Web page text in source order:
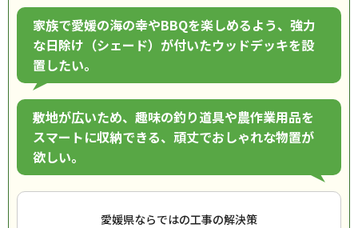
家族で愛媛の海の幸やBBQを楽しめるよう、強力
な日除け（シェード）が付いたウッドデッキを設
置したい。
敷地が広いため、趣味の釣り道具や農作業用品を
スマートに収納できる、頑丈でおしゃれな物置が
欲しい。
愛媛県ならではの工事の解決策